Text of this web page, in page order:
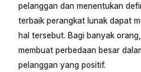
pelanggan dan menentukan
terbaik perangkat lunak dapat
hal tersebut. Bagi banyak
membuat perbedaan besar
pelanggan yang positif.